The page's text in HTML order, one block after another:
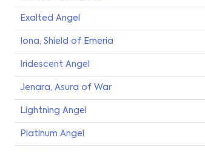
Exalted Angel
Iona, Shield of Emeria
Iridescent Angel
Jenara, Asura of War
Lightning Angel
Platinum Angel